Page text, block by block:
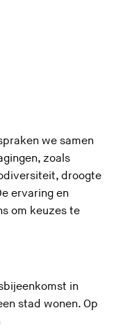
we samen
zoals
droogte
ervaring en
om keuzes te
in
stad wonen. Op